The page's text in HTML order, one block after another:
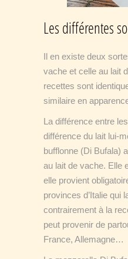
Les différentes
Il en existe deux
vache et celle au lait
recettes sont
similaire en
La différence entre
différence du lait lui-
bufflonne (Di Bufala)
au lait de vache. Elle
elle provient
provinces d’Italie qui
contrairement à la
peut provenir de
France, Allemagne…